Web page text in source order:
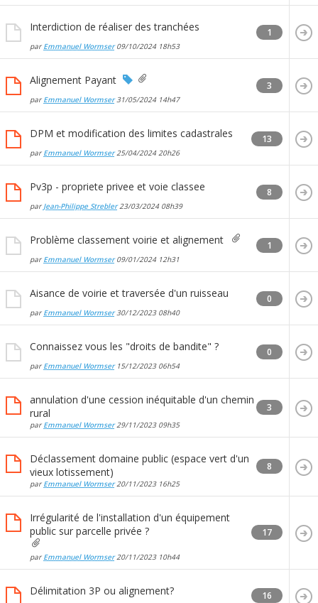
Interdiction de réaliser des tranchées
par Emmanuel Wormser09/10/2024 18h53
1
Alignement Payant
par Emmanuel Wormser31/05/2024 14h47
3
DPM et modification des limites cadastrales
par Emmanuel Wormser25/04/2024 20h26
13
Pv3p - propriete privee et voie classee
par Jean-Philippe Strebler23/03/2024 08h39
8
Problème classement voirie et alignement
par Emmanuel Wormser09/01/2024 12h31
1
Aisance de voirie et traversée d'un ruisseau
par Emmanuel Wormser30/12/2023 08h40
0
Connaissez vous les "droits de bandite" ?
par Emmanuel Wormser15/12/2023 06h54
0
annulation d'une cession inéquitable d'un chemin
rural
par Emmanuel Wormser29/11/2023 09h35
3
Déclassement domaine public (espace vert d'un
vieux lotissement)
par Emmanuel Wormser20/11/2023 16h25
8
Irrégularité de l'installation d'un équipement
public sur parcelle privée ?
par Emmanuel Wormser20/11/2023 10h44
17
Délimitation 3P ou alignement? 16